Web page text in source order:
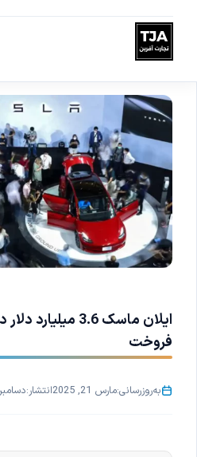
پرش
به
محتوا
ایلان ماسک 3.6
فروخت
به‌روزرسانی:مارس 21, 2025 انتشار:دسامبر 15, 2022